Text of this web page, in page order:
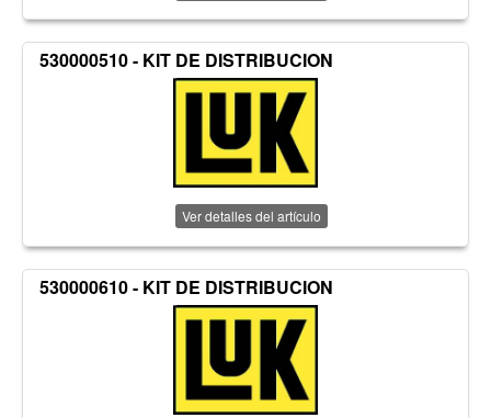
530000510 - KIT DE DISTRIBUCION
Ver detalles del artículo
530000610 - KIT DE DISTRIBUCION